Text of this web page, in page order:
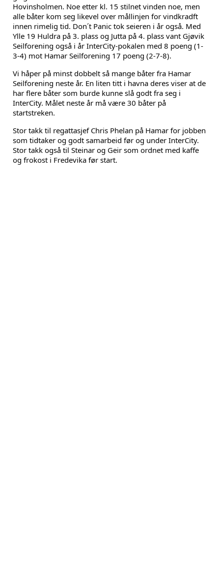
Hovinsholmen. Noe etter kl. 15 stilnet vinden noe, men
alle båter kom seg likevel over mållinjen for vindkradft
innen rimelig tid. Don´t Panic tok seieren i år også. Med
Ylle 19 Huldra på 3. plass og Jutta på 4. plass vant Gjøvik
Seilforening også i år InterCity-pokalen med 8 poeng (1-
3-4) mot Hamar Seilforening 17 poeng (2-7-8).
Vi håper på minst dobbelt så mange båter fra Hamar
Seilforening neste år. En liten titt i havna deres viser at de
har flere båter som burde kunne slå godt fra seg i
InterCity. Målet neste år må være 30 båter på
startstreken.
Stor takk til regattasjef Chris Phelan på Hamar for jobben
som tidtaker og godt samarbeid før og under InterCity.
Stor takk også til Steinar og Geir som ordnet med kaffe
og frokost i Fredevika før start.